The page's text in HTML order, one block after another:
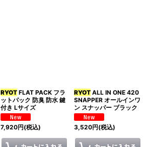
絞り込む
RYOTFLAT PACK フラ
ットパック 防臭 防水 鍵
付き Lサイズ
7,920円(税込)
RYOTALL IN ONE 420
SNAPPER オールインワ
ン スナッパー ブラック
3,520円(税込)